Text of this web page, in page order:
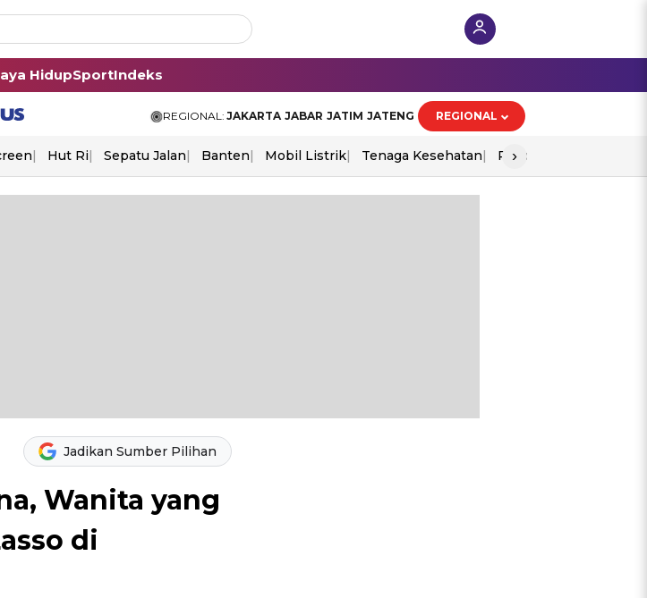
HidupSportIndeks
REGIONAL: JAKARTA JABAR JATIM JATENG REGIONAL
Hut Ri Sepatu Jalan Banten Mobil Listrik Tenaga Kesehatan Piala Aff 2026
›
Jadikan Sumber Pilihan
Wanita yang
di